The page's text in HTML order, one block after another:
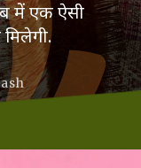
में एक ऐसी